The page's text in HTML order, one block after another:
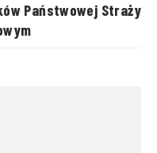
Państwowej Straży